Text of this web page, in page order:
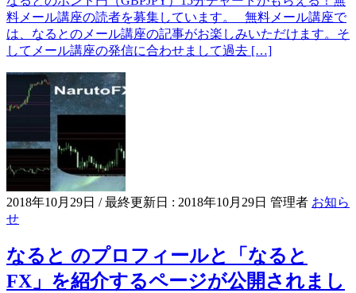
料メール講座の読者を募集しています。 無料メール講座で
は、なるとのメール講座の記事がお楽しみいただけます。そ
してメール講座の発信に合わせまして過去 […]
2018年10月29日 / 最終更新日 : 2018年10月29日 管理者 お知ら
せ
なると のプロフィールと「なると
FX」を紹介するページが公開されまし